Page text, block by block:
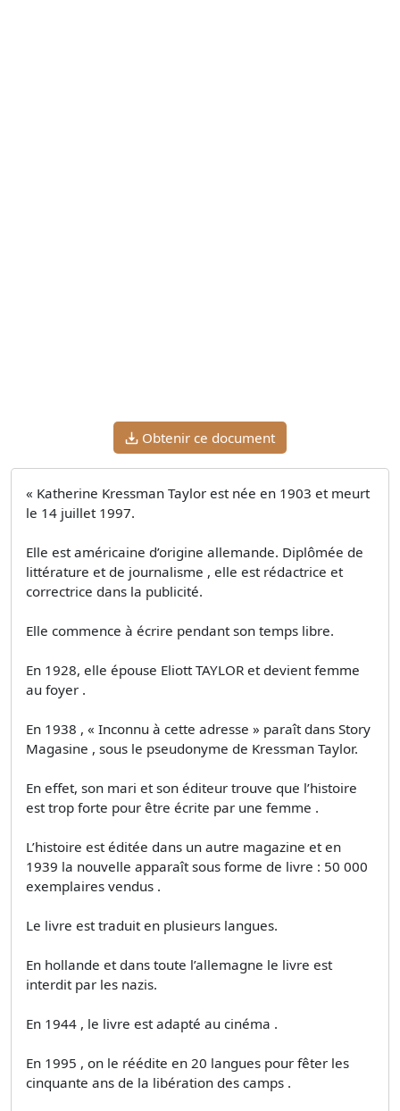
Obtenir ce document
« Katherine Kressman Taylor est née en 1903 et meurt
le 14 juillet 1997.
Elle est américaine d’origine allemande. Diplômée de
littérature et de journalisme , elle est rédactrice et
correctrice dans la publicité.
Elle commence à écrire pendant son temps libre.
En 1928, elle épouse Eliott TAYLOR et devient femme
au foyer .
En 1938 , « Inconnu à cette adresse » paraît dans Story
Magasine , sous le pseudonyme de Kressman Taylor.
En effet, son mari et son éditeur trouve que l’histoire
est trop forte pour être écrite par une femme .
L’histoire est éditée dans un autre magazine et en
1939 la nouvelle apparaît sous forme de livre : 50 000
exemplaires vendus .
Le livre est traduit en plusieurs langues.
En hollande et dans toute l’allemagne le livre est
interdit par les nazis.
En 1944 , le livre est adapté au cinéma .
En 1995 , on le réédite en 20 langues pour fêter les
cinquante ans de la libération des camps .